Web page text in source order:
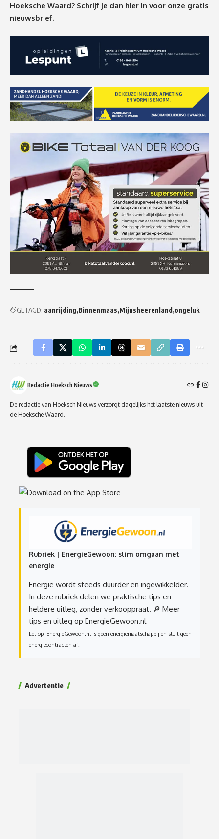
Hoeksche Waard? Schrijf je dan hier in voor onze gratis
nieuwsbrief.
GETAGD: aanrijding Binnenmaas Mijnsheerenland ongeluk
Redactie Hoeksch Nieuws
De redactie van Hoeksch Nieuws verzorgt dagelijks het laatste nieuws uit
de Hoeksche Waard.
Rubriek | EnergieGewoon: slim omgaan met
energie
Energie wordt steeds duurder en ingewikkelder.
In deze rubriek delen we praktische tips en
heldere uitleg, zonder verkooppraat. 🔎 Meer
tips en uitleg op EnergieGewoon.nl
Let op: EnergieGewoon.nl is geen energiemaatschappij en sluit geen
energiecontracten af.
Advertentie